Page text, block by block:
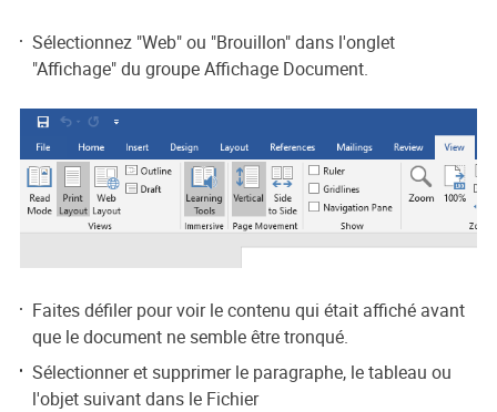
Sélectionnez "Web" ou "Brouillon" dans l'onglet
"Affichage" du groupe Affichage Document.
Faites défiler pour voir le contenu qui était affiché avant
que le document ne semble être tronqué.
Sélectionner et supprimer le paragraphe, le tableau ou
l'objet suivant dans le Fichier